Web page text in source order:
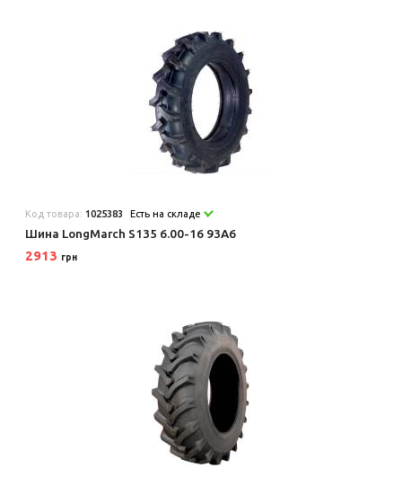
Код товара: 1025383 Есть на складе
Шина LongMarch S135 6.00-16 93A6
2913 грн